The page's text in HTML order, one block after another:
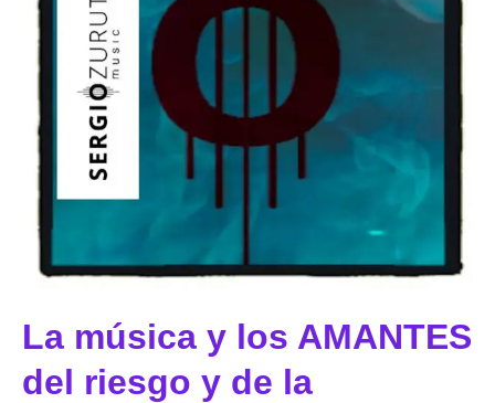
La música y los AMANTES
del riesgo y de la